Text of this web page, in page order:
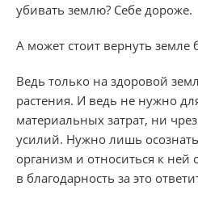
убивать землю? Себе дороже.
А может стоит вернуть земле
Ведь только на здоровой
растения. И ведь не нужно
материальных затрат, ни
усилий. Нужно лишь
организм и относиться к ней
в благодарность за это